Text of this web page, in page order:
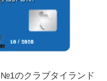
のクラブタイランド